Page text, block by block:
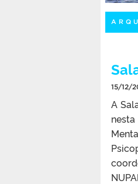
15/12/
A